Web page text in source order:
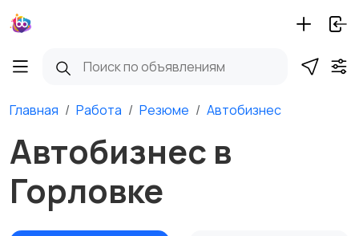
Главная Работа Резюме Автобизнес
Автобизнес в
Горловке